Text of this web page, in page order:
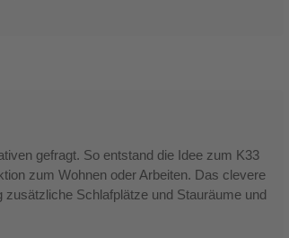
gefragt. So entstand die Idee zum K33
zum Wohnen oder Arbeiten. Das clevere
Schlafplätze und Stauräume und